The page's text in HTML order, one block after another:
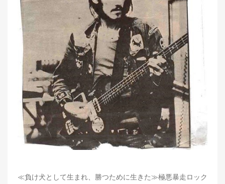
≪負け犬として生まれ、勝つために生きた≫極悪暴走ロック